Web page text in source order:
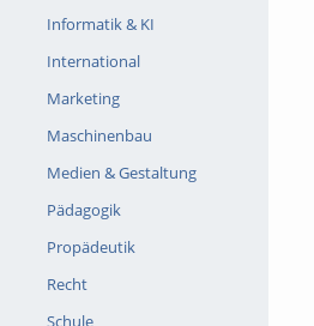
Informatik & KI
International
Marketing
Maschinenbau
Medien & Gestaltung
Pädagogik
Propädeutik
Recht
Schule